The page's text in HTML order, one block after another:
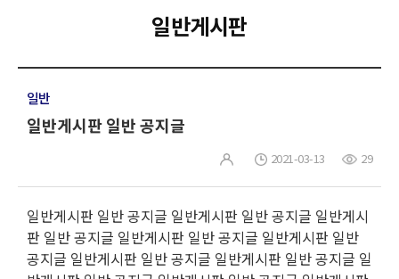
일반게시판
일반
일반게시판 일반 공지글
2021-03-13 29
일반게시판 일반 공지글 일반게시판 일반 공지글 일반게시
판 일반 공지글 일반게시판 일반 공지글 일반게시판 일반
공지글 일반게시판 일반 공지글 일반게시판 일반 공지글 일